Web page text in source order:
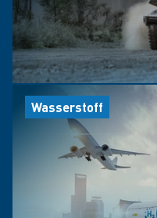
Wasserstoff